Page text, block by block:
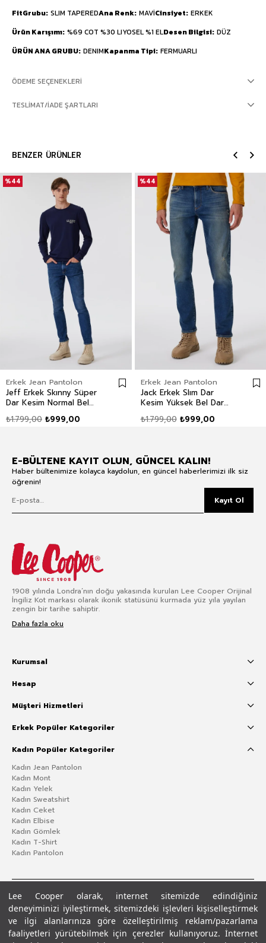
Lee Cooper olarak, internet sitemizde edindiğiniz
deneyiminizi iyileştirmek, sitemizdeki işlevleri kişiselleştirmek
ve ilgi alanlarınıza göre özelleştirilmiş reklam/pazarlama
faaliyetleri yürütebilmek için çerezler kullanıyoruz. İnternet
FitGrubu SLIM TAPEREDAna Renk MAVİCinsiyet ERKEK
Ürün Karışımı %69 COT %30 LIYOSEL %1 ELDesen Bilgisi DÜZ
ÜRÜN ANA GRUBU DENIMKapanma Tipi FERMUARLI
ÖDEME SEÇENEKLERI
TESLIMAT/İADE ŞARTLARI
BENZER ÜRÜNLER
Erkek Jean Pantolon
Jeff Erkek Skınny Süper
Dar Kesim Normal Bel
Mavi
₺999,00
₺1.799,00
%44
Erkek Jean Pantolon
Jack Erkek Slım Dar
Kesim Yüksek Bel Dar
₺999,00
₺1.799,00
%44
E-BÜLTENE KAYIT OLUN, GÜNCEL KALIN!
Haber bültenimize kolayca kaydolun, en güncel haberlerimizi ilk siz
öğrenin!
Kayıt Ol
1908 yılında Londra’nın doğu yakasında kurulan Lee Cooper Orijinal
İngiliz Kot markası olarak ikonik statüsünü kurmada yüz yıla yayılan
zengin bir tarihe sahiptir.
Daha fazla oku
Kurumsal
Hesap
Müşteri Hizmetleri
Erkek Popüler Kategoriler
Kadın Popüler Kategoriler
Kadın Jean Pantolon
Kadın Mont
Kadın Yelek
Kadın Sweatshirt
Kadın Ceket
Kadın Elbise
Kadın Gömlek
Kadın T-Shirt
Kadın Pantolon